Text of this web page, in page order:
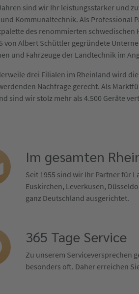
sind wir Ihr leistungsstarker und
Kommunaltechnik. Als Professional
des renommierten schwedischen
von Albert Schüttler gegründete
und Fahrzeuge der Landtechnik im
drei Filialen im Rheinland wird
Nachfrage gerecht. Als
sind wir stolz mehr als 4.500 Geräte
Im gesamten
Seit 1955 sind wir Ihr Partner für
Euskirchen, Leverkusen,
ganz Deutschland ausgerichtet.
365 Tage Service
Zu unserem Serviceversprechen
besonders oft. Daher erreichen